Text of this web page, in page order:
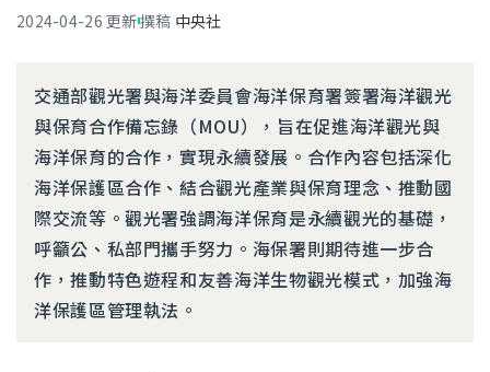
2024-04-26 更新撰稿 中央社
交通部觀光署與海洋委員會海洋保育署簽署海洋觀光
與保育合作備忘錄（MOU），旨在促進海洋觀光與
海洋保育的合作，實現永續發展。合作內容包括深化
海洋保護區合作、結合觀光產業與保育理念、推動國
際交流等。觀光署強調海洋保育是永續觀光的基礎，
呼籲公、私部門攜手努力。海保署則期待進一步合
作，推動特色遊程和友善海洋生物觀光模式，加強海
洋保護區管理執法。